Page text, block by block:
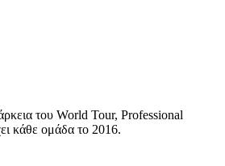
του World Tour, Professional
κάθε ομάδα το 2016.